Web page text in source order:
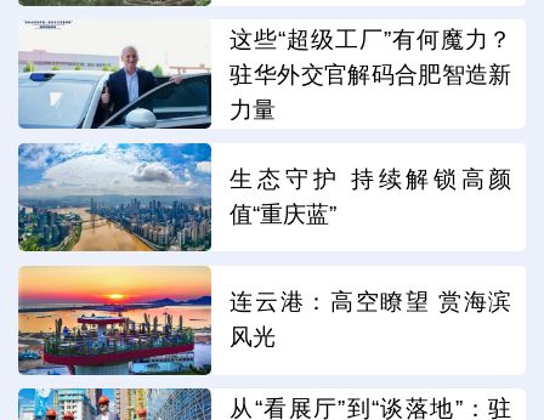
这些“超级工厂”有何魔力？
驻华外交官解码合肥智造新
力量
生态守护 持续解锁高颜
值“重庆蓝”
连云港：高空瞭望 赏海滨
风光
从“看展厅”到“谈落地”：驻